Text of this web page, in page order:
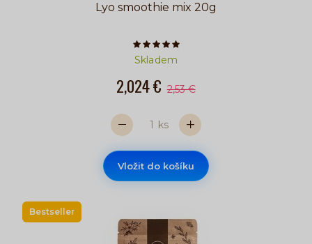
Lyo smoothie mix 20g
Počet hvězdiček je 5 z 5
Skladem
2,024 € 2,53 €
ks
Vložit do košíku
Bestseller